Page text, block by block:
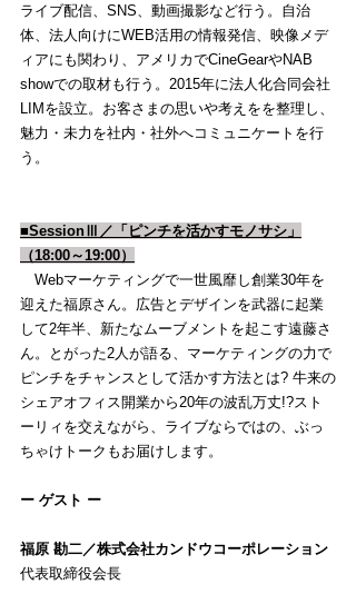
ライブ配信、SNS、動画撮影など行う。自治
体、法人向けにWEB活用の情報発信、映像メデ
ィアにも関わり、アメリカでCineGearやNAB
showでの取材も行う。2015年に法人化合同会社
LIMを設立。お客さまの思いや考えをを整理し、
魅力・未力を社内・社外へコミュニケートを行
う。
■SessionⅢ／「ピンチを活かすモノサシ」
（18:00～19:00）
Webマーケティングで一世風靡し創業30年を
迎えた福原さん。広告とデザインを武器に起業
して2年半、新たなムーブメントを起こす遠藤さ
ん。とがった2人が語る、マーケティングの力で
ピンチをチャンスとして活かす方法とは? 牛来の
シェアオフィス開業から20年の波乱万丈!?スト
ーリィを交えながら、ライブならではの、ぶっ
ちゃけトークもお届けします。
ー ゲスト ー
福原 勘二／株式会社カンドウコーポレーション
代表取締役会長